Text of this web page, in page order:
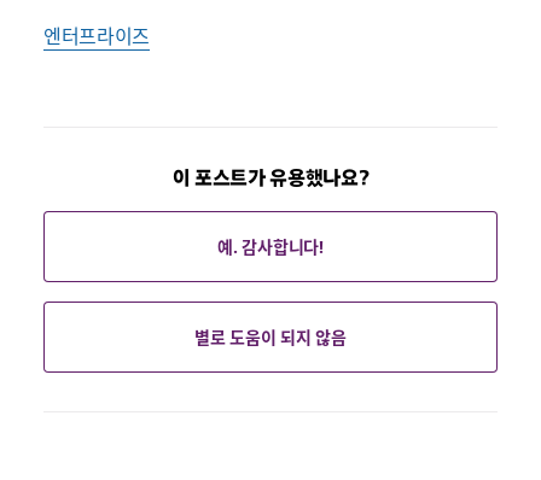
엔터프라이즈
이 포스트가 유용했나요?
예. 감사합니다!
별로 도움이 되지 않음